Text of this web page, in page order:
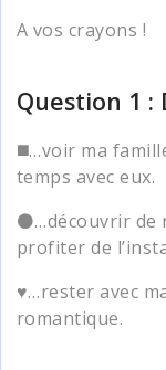
A vos crayons !
Question 1 :
◼️…voir ma
temps avec eux.
⚫…découvrir
profiter de
♥️…rester avec
romantique.